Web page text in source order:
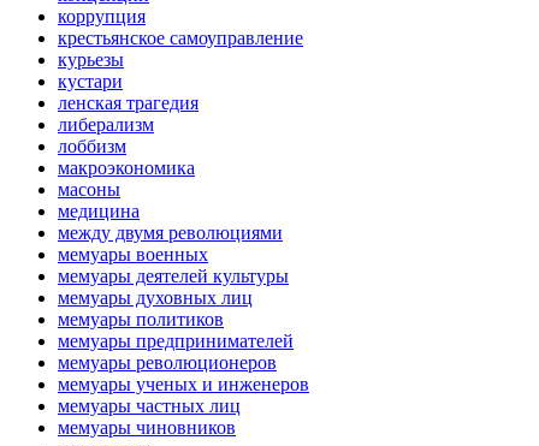
коррупция
крестьянское самоуправление
курьезы
кустари
ленская трагедия
либерализм
лоббизм
макроэкономика
масоны
медицина
между двумя революциями
мемуары военных
мемуары деятелей культуры
мемуары духовных лиц
мемуары политиков
мемуары предпринимателей
мемуары революционеров
мемуары ученых и инженеров
мемуары частных лиц
мемуары чиновников